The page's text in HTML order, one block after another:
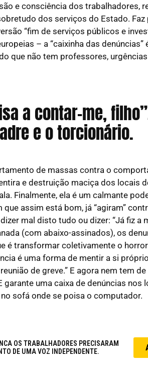
e consciência dos trabalhadores,
dos serviços do Estado. Faz
“fim de serviços públicos e
– a “caixinha das denúncias”
que não tem professores,
a contar-me,
e o torcionário.
de massas contra o
e destruição maciça dos locais
Finalmente, ela é um calmante
assim está bom, já “agiram”
mal disto tudo ou dizer: “Já fiz a
(com abaixo-assinados), os
é transformar coletivamente o
é uma forma de mentir a si
de greve.” E agora nem tem
garante uma caixa de denúncias nos
no sofá onde se poisa o computador.
OS TRABALHADORES PRECISARAM
DE UMA VOZ INDEPENDENTE.